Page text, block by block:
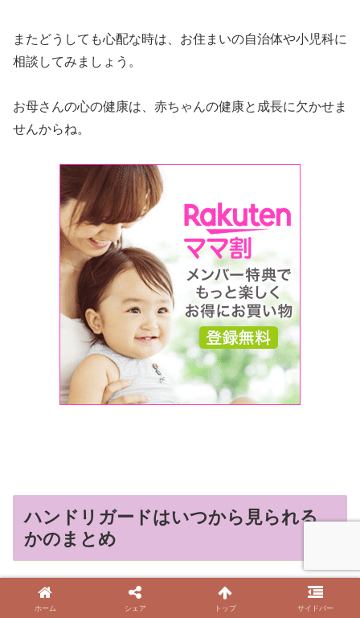
またどうしても心配な時は、お住まいの自治体や小児科に
相談してみましょう。
お母さんの心の健康は、赤ちゃんの健康と成長に欠かせま
せんからね。
ハンドリガードはいつから見られる
かのまとめ
ホーム シェア トップ サイドバー